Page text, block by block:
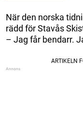
När den norska
rädd för Stavås
– Jag får bendarr.